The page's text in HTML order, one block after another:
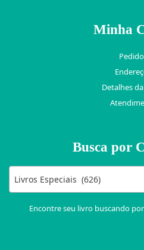
Minha
Detalhes
Busca por
Livros Especiais (626)
Encontre seu livro buscando